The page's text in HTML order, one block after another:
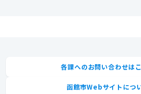
各課へのお問い合わせは
函館市Webサイトにつ